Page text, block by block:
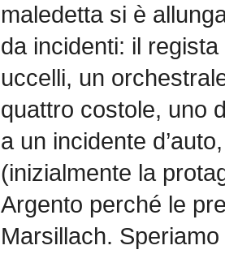
maledetta si è
da incidenti: il
uccelli, un
quattro costole, uno
a un incidente
(inizialmente la
Argento perché le
Marsillach.